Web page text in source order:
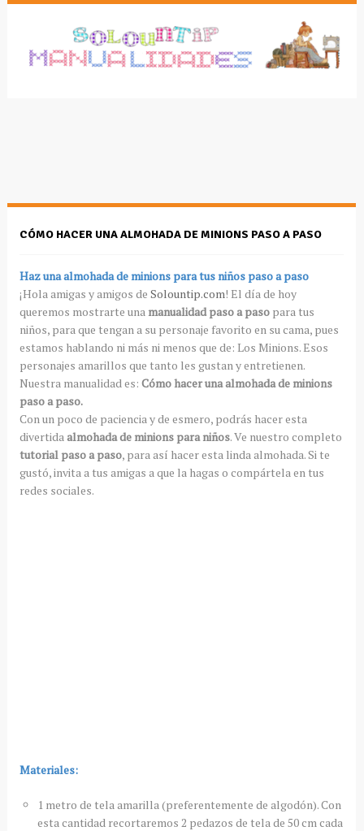
CÓMO HACER UNA ALMOHADA DE MINIONS PASO A PASO
Haz una almohada de minions para tus niños paso a paso
¡Hola amigas y amigos de Solountip.com! El día de hoy
queremos mostrarte una manualidad paso a pasopara tus
niños, para que tengan a su personaje favorito en su cama, pues
estamos hablando ni más ni menos que de: Los Minions. Esos
personajes amarillos que tanto les gustan y entretienen.
Nuestra manualidad es: Cómo hacer una almohada de minions
paso a paso.
Con un poco de paciencia y de esmero, podrás hacer esta
divertida almohada de minions para niños. Ve nuestro completo
tutorial paso a paso, para así hacer esta linda almohada. Si te
gustó, invita a tus amigas a que la hagas o compártela en tus
redes sociales.
Materiales:
1 metro de tela amarilla (preferentemente de algodón). Con
esta cantidad recortaremos 2 pedazos de tela de 50 cm cada